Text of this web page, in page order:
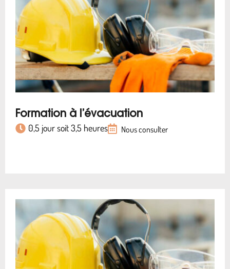
Formation à l’évacuation
0,5 jour soit 3,5 heures Nous consulter